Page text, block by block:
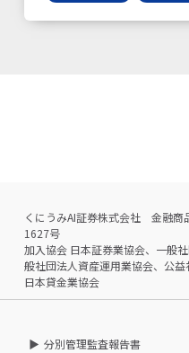
くにうみAI証券株式会社 金融商
1627号
加入協会 日本証券業協会、一般
般社団法人資産運用業協会、公益
日本貸金業協会
分別管理監査報告書